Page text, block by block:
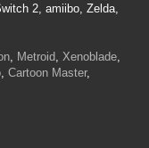
2, amiibo, Zelda,
, Metroid, Xenoblade,
, Cartoon Master,